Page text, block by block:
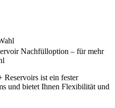
Nachfülloption – für mehr
ist ein fester
und bietet Ihnen Flexibilität und